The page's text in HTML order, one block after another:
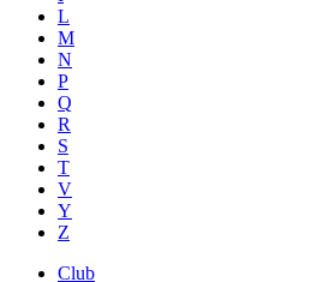
L
M
N
P
Q
R
S
T
V
Y
Z
Club